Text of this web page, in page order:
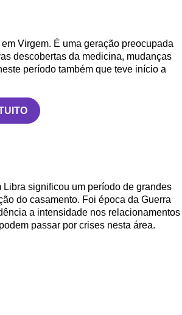
Virgem. É uma geração preocupada
descobertas da medicina, mudanças
período também que teve início a
significou um período de grandes
do casamento. Foi época da Guerra
a intensidade nos relacionamentos
passar por crises nesta área.